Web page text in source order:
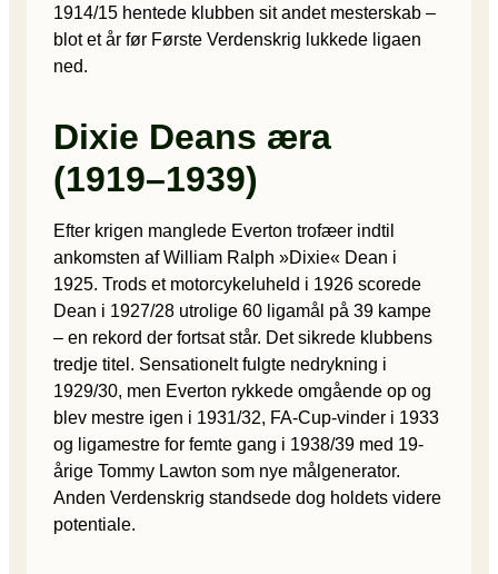
1914/15 hentede klubben sit andet mesterskab –
blot et år før Første Verdenskrig lukkede ligaen
ned.
Dixie Deans æra
(1919–1939)
Efter krigen manglede Everton trofæer indtil
ankomsten af William Ralph »Dixie« Dean i
1925. Trods et motorcykeluheld i 1926 scorede
Dean i 1927/28 utrolige 60 ligamål på 39 kampe
– en rekord der fortsat står. Det sikrede klubbens
tredje titel. Sensationelt fulgte nedrykning i
1929/30, men Everton rykkede omgående op og
blev mestre igen i 1931/32, FA-Cup-vinder i 1933
og ligamestre for femte gang i 1938/39 med 19-
årige Tommy Lawton som nye målgenerator.
Anden Verdenskrig standsede dog holdets videre
potentiale.